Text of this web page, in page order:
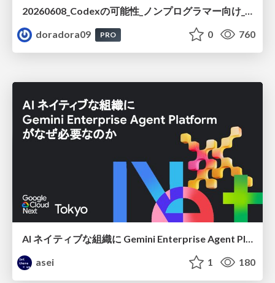
20260608_Codexの可能性_ノンプログラマー向け_大城追記
doradora09
PRO 0 760
AI ネイティブな組織に Gemini Enterprise Agent Platform がなぜ必要なのか
asei
1 180